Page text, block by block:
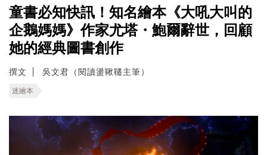
童書必知快訊！知名繪本《大吼大叫的
企鵝媽媽》作家尤塔・鮑爾辭世，回顧
她的經典圖書創作
撰文 吳文君（閱讀盪鞦韆主筆）
迷繪本